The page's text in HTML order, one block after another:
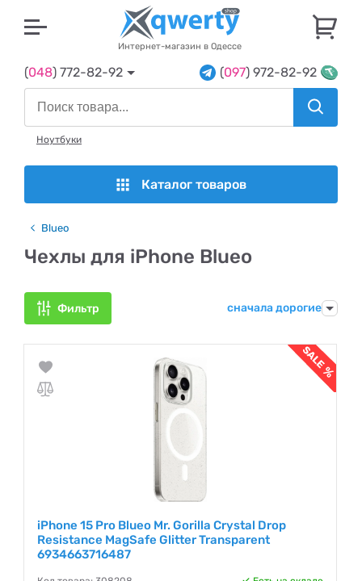
Интернет-магазин в Одессе
(048) 772-82-92 (097) 972-82-92
Ноутбуки
Каталог товаров
Blueo
Чехлы для iPhone Blueo
Фильтр сначала дорогие
iPhone 15 Pro Blueo Mr. Gorilla Crystal Drop
Resistance MagSafe Glitter Transparent
6934663716487